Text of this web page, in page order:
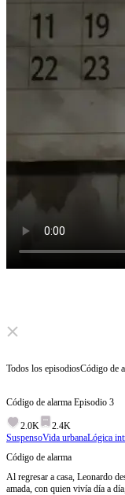
Todos los episodiosCódigo de
Código de alarma Episodio 3
2.0K
2.4K
SuspensoVida urbanaLógica
Código de alarma
Al regresar a casa, Leonardo
amada, con quien vivía día a